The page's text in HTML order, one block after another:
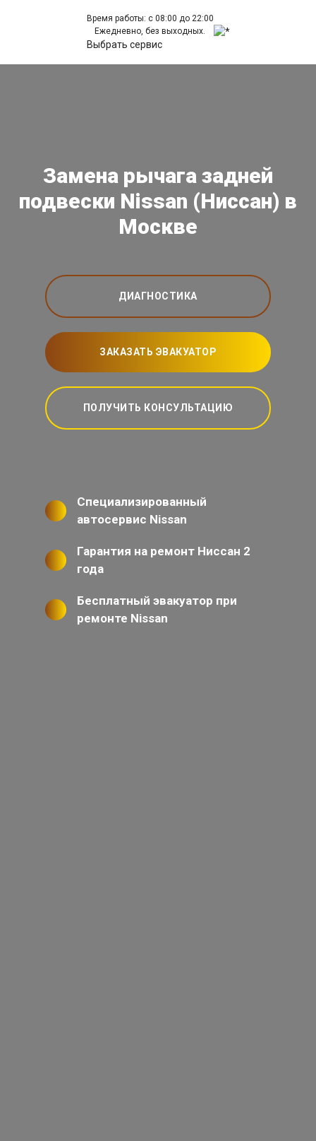
Время работы: с 08:00 до 22:00
Ежедневно, без выходных.
Выбрать сервис
Замена рычага задней
подвески Nissan (Ниссан) в
Москве
ДИАГНОСТИКА
ЗАКАЗАТЬ ЭВАКУАТОР
ПОЛУЧИТЬ КОНСУЛЬТАЦИЮ
Специализированный
автосервис Nissan
Гарантия на ремонт Ниссан 2
года
Бесплатный эвакуатор при
ремонте Nissan